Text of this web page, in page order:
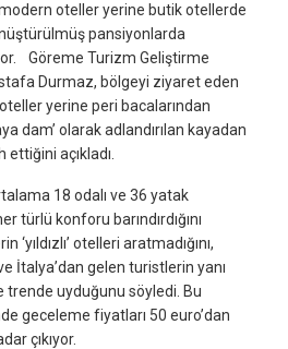
oteller yerine butik otellerde
pansiyonlarda
Göreme Turizm Geliştirme
Durmaz, bölgeyi ziyaret eden
yerine peri bacalarından
dam’ olarak adlandırılan kayadan
açıkladı.
18 odalı ve 36 yatak
türlü konforu barındırdığını
otelleri aratmadığını,
İtalya’dan gelen turistlerin yanı
trende uyduğunu söyledi. Bu
geceleme fiyatları 50 euro’dan
çıkıyor.